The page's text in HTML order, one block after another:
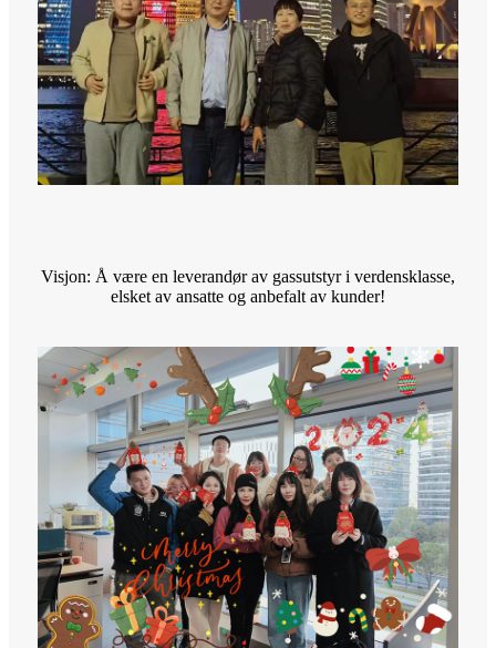
Visjon: Å være en leverandør av gassutstyr i verdensklasse,
elsket av ansatte og anbefalt av kunder!